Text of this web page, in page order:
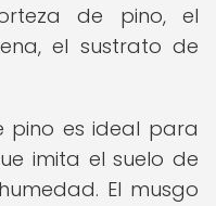
de pino, el
el sustrato de
pino es ideal para
imita el suelo de
El musgo